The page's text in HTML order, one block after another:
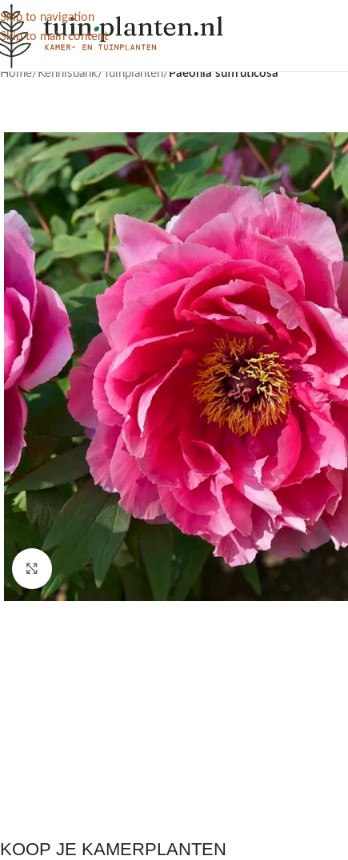
Skip to navigation
Skip to main content
Home/Kennisbank/Tuinplanten/Paeonia suffruticosa
Click to enlarge
KOOP JE KAMERPLANTEN